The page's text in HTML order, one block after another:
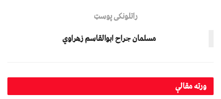
راتلونکی پوسټ
مسلمان جراح ابوالقاسم زهراوي
ورتهمقالې